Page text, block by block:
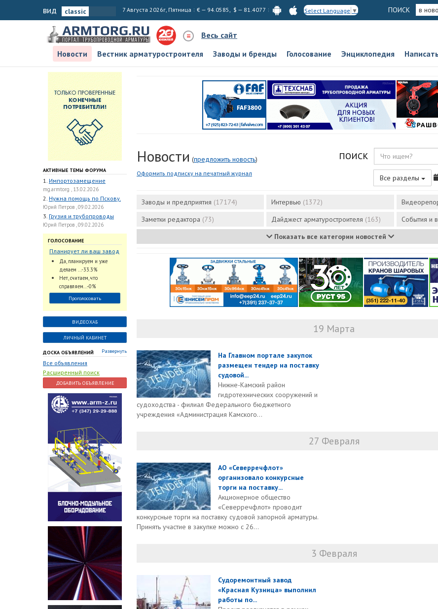
вид 7 Августа 2026г, Пятница € — 94.0585, $ — 81.4077 Select Language ▼ ПОИСК в
Весь сайт
Новости
Вестник арматуростроителя Заводы и бренды Голосование Энциклопедия
АКТИВНЫЕ ТЕМЫ ФОРУМА
1. Импортозамещение
mg.armtorg , 13.02.2026
2. Нужна помощь по Пскову.
Юрий Петров , 09.02.2026
3. Грузия и трубопроводы
Юрий Петров , 09.02.2026
ГОЛОСОВАНИЕ
Планирует ли ваш завод
использовать
промышленный
интеллект и цифровые
заказы для ускорения
обработки заказов и
оперативной отгрузки
продукции конечному
потребителю?
Да, планируем и уже
делаем ...-33.3%
Нет, считаем, что
справляем...-0%
Проголосовать
ВИДЕОХАБ
ЛИЧНЫЙ КАБИНЕТ
ДОСКА ОБЪЯВЛЕНИЙ Развернуть
Все объявления
Расширенный поиск
ДОБАВИТЬ ОБЪЯВЛЕНИЕ
Новости (предложить новость)
Оформить подписку на печатный журнал
ПОИСК
Все разделы
Заводы и предприятия (17174) Интервью (1372)
Заметки редактора (73) Дайджест арматуростроителя (163) События и
Показать все категории новостей
19 Марта
На Главном портале закупок
размещен тендер на поставку
судовой...
Нижне-Камский район
гидротехнических сооружений и
судоходства - филиал Федерального бюджетного
учреждения «Администрация Камского...
27 Февраля
АО «Северречфлот»
организовало конкурсные
торги на поставку...
Акционерное общество
«Северречфлот» проводит
конкурсные торги на поставку судовой запорной арматуры.
Принять участие в закупке можно с 26...
3 Февраля
Судоремонтный завод
«Красная Кузница» выполнил
работы по...